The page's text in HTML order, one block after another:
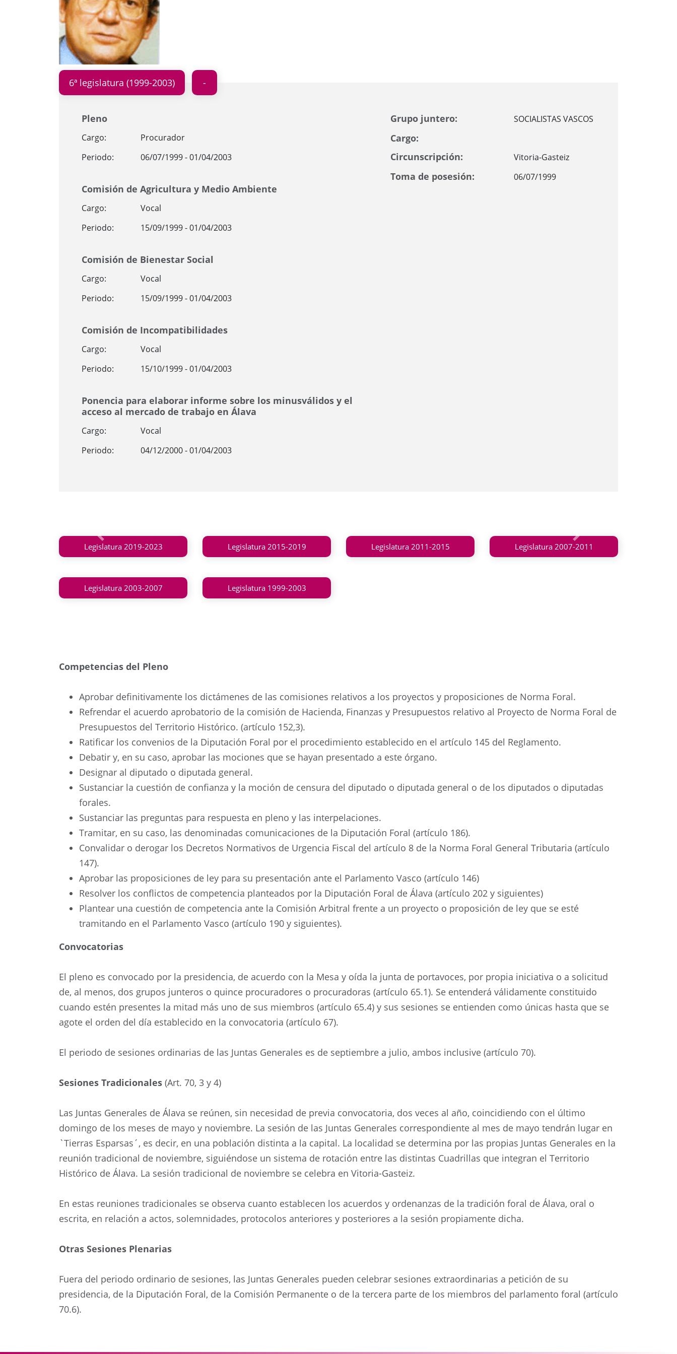
6ª legislatura (1999-2003)
Pleno
Cargo:
Procurador
Periodo:
06/07/1999 - 01/04/2003
Comisión de Agricultura y Medio Ambiente
Cargo:
Vocal
Periodo:
15/09/1999 - 01/04/2003
Comisión de Bienestar Social
Cargo:
Vocal
Periodo:
15/09/1999 - 01/04/2003
Comisión de Incompatibilidades
Cargo:
Vocal
Periodo:
15/10/1999 - 01/04/2003
Ponencia para elaborar informe sobre los minusválidos y el
acceso al mercado de trabajo en Álava
Cargo:
Vocal
Periodo:
04/12/2000 - 01/04/2003
Grupo juntero: SOCIALISTAS VASCOS
Cargo:
Circunscripción:
Vitoria-Gasteiz
Toma de posesión: 06/07/1999
Anterior Siguiente
Legislatura 2019-2023 Legislatura 2015-2019 Legislatura 2011-2015 Legislatura 2007-2011
Legislatura 2003-2007 Legislatura 1999-2003
Competencias del Pleno
Aprobar definitivamente los dictámenes de las comisiones relativos a los proyectos y proposiciones de Norma Foral.
Refrendar el acuerdo aprobatorio de la comisión de Hacienda, Finanzas y Presupuestos relativo al Proyecto de Norma Foral de
Presupuestos del Territorio Histórico. (artículo 152,3).
Ratificar los convenios de la Diputación Foral por el procedimiento establecido en el artículo 145 del Reglamento.
Debatir y, en su caso, aprobar las mociones que se hayan presentado a este órgano.
Designar al diputado o diputada general.
Sustanciar la cuestión de confianza y la moción de censura del diputado o diputada general o de los diputados o diputadas
forales.
Sustanciar las preguntas para respuesta en pleno y las interpelaciones.
Tramitar, en su caso, las denominadas comunicaciones de la Diputación Foral (artículo 186).
Convalidar o derogar los Decretos Normativos de Urgencia Fiscal del artículo 8 de la Norma Foral General Tributaria (artículo
147).
Aprobar las proposiciones de ley para su presentación ante el Parlamento Vasco (artículo 146)
Resolver los conflictos de competencia planteados por la Diputación Foral de Álava (artículo 202 y siguientes)
Plantear una cuestión de competencia ante la Comisión Arbitral frente a un proyecto o proposición de ley que se esté
tramitando en el Parlamento Vasco (artículo 190 y siguientes).
Convocatorias
El pleno es convocado por la presidencia, de acuerdo con la Mesa y oída la junta de portavoces, por propia iniciativa o a solicitud
de, al menos, dos grupos junteros o quince procuradores o procuradoras (artículo 65.1). Se entenderá válidamente constituido
cuando estén presentes la mitad más uno de sus miembros (artículo 65.4) y sus sesiones se entienden como únicas hasta que se
agote el orden del día establecido en la convocatoria (artículo 67).
El periodo de sesiones ordinarias de las Juntas Generales es de septiembre a julio, ambos inclusive (artículo 70).
Sesiones Tradicionales (Art. 70, 3 y 4)
Las Juntas Generales de Álava se reúnen, sin necesidad de previa convocatoria, dos veces al año, coincidiendo con el último
domingo de los meses de mayo y noviembre. La sesión de las Juntas Generales correspondiente al mes de mayo tendrán lugar en
`Tierras Esparsas´, es decir, en una población distinta a la capital. La localidad se determina por las propias Juntas Generales en la
reunión tradicional de noviembre, siguiéndose un sistema de rotación entre las distintas Cuadrillas que integran el Territorio
Histórico de Álava. La sesión tradicional de noviembre se celebra en Vitoria-Gasteiz.
En estas reuniones tradicionales se observa cuanto establecen los acuerdos y ordenanzas de la tradición foral de Álava, oral o
escrita, en relación a actos, solemnidades, protocolos anteriores y posteriores a la sesión propiamente dicha.
Otras Sesiones Plenarias
Fuera del periodo ordinario de sesiones, las Juntas Generales pueden celebrar sesiones extraordinarias a petición de su
presidencia, de la Diputación Foral, de la Comisión Permanente o de la tercera parte de los miembros del parlamento foral (artículo
70.6).